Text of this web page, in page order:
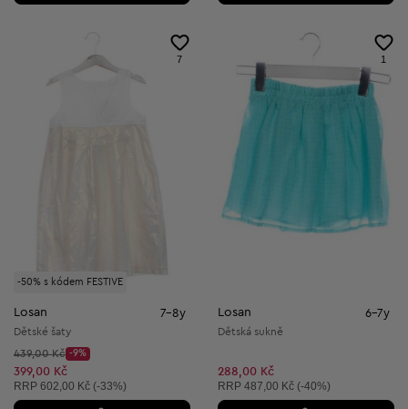
-50% s kódem FESTIVE
7
Losan 7-8y
Dětské šaty
Původní cena:
439,00 Kč
Discount Price:
-9%
Snížená cena:
399,00 Kč
Doporučená cena:
RRP 602,00 Kč (-33%)
1
Losan 6-7y
Dětská sukně
288,00 Kč
Doporučená cena:
RRP 487,00 Kč (-40%)